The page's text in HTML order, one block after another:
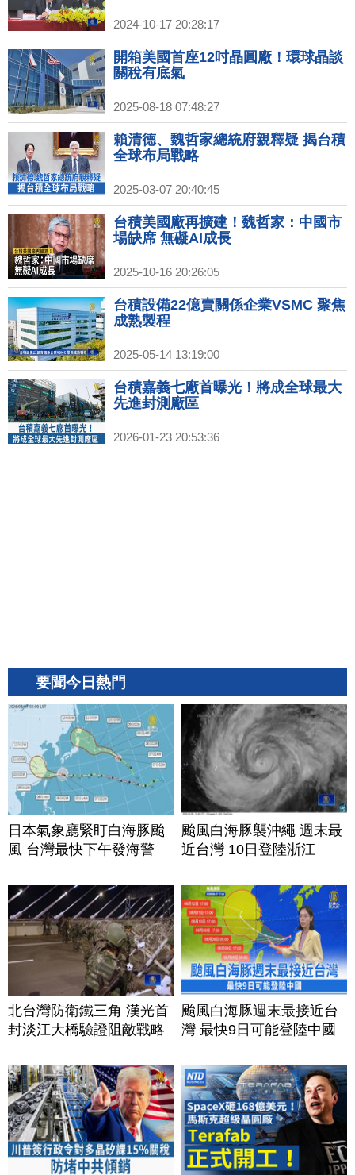
2024-10-17 20:28:17
開箱美國首座12吋晶圓廠！環球晶談
關稅有底氣
2025-08-18 07:48:27
賴清德、魏哲家總統府親釋疑 揭台積
全球布局戰略
2025-03-07 20:40:45
台積美國廠再擴建！魏哲家：中國市
場缺席 無礙AI成長
2025-10-16 20:26:05
台積設備22億賣關係企業VSMC 聚焦
成熟製程
2025-05-14 13:19:00
台積嘉義七廠首曝光！將成全球最大
先進封測廠區
2026-01-23 20:53:36
要聞今日熱門
日本氣象廳緊盯白海豚颱
風 台灣最快下午發海警
颱風白海豚襲沖繩 週末最
近台灣 10日登陸浙江
北台灣防衛鐵三角 漢光首
封淡江大橋驗證阻敵戰略
颱風白海豚週末最接近台
灣 最快9日可能登陸中國